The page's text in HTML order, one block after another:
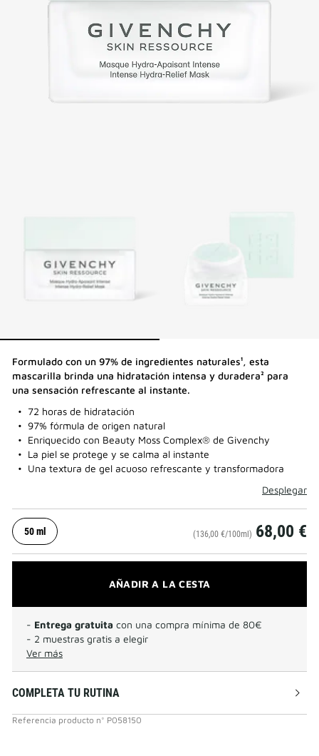
Formulado con un 97% de ingredientes naturales¹, esta
mascarilla brinda una hidratación intensa y duradera² para
una sensación refrescante al instante.​
72 horas de hidratación
97% fórmula de origen natural
Enriquecido con Beauty Moss Complex® de Givenchy
La piel se protege y se calma al instante
Una textura de gel acuoso refrescante y transformadora
Desplegar
50 ml (136,00 €/100ml) 68,00 €
AÑADIR A LA CESTA
- Entrega gratuita con una compra mínima de 80€
- 2 muestras gratis a elegir
Ver más
COMPLETA TU RUTINA
Referencia producto n° P058150